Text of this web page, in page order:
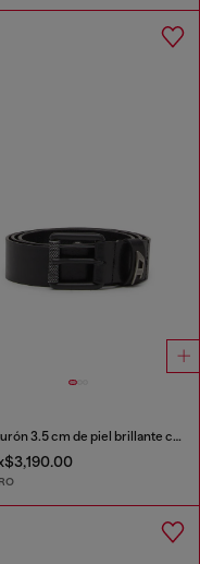
Cinturón 3.5 cm de piel brillante con trabilla con el logotipo